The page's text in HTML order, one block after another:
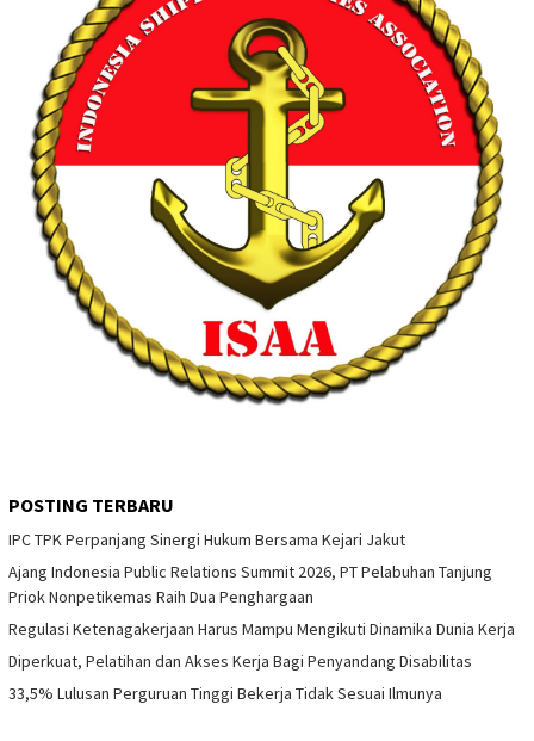
POSTING TERBARU
IPC TPK Perpanjang Sinergi Hukum Bersama Kejari Jakut
Ajang Indonesia Public Relations Summit 2026, PT Pelabuhan Tanjung
Priok Nonpetikemas Raih Dua Penghargaan
Regulasi Ketenagakerjaan Harus Mampu Mengikuti Dinamika Dunia Kerja
Diperkuat, Pelatihan dan Akses Kerja Bagi Penyandang Disabilitas
33,5% Lulusan Perguruan Tinggi Bekerja Tidak Sesuai Ilmunya